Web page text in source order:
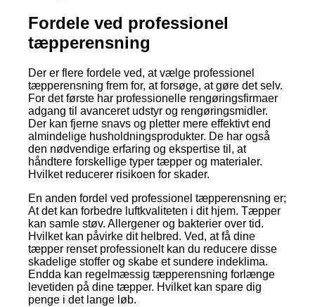
Fordele ved professionel
tæpperensning
Der er flere fordele ved, at vælge professionel
tæpperensning frem for, at forsøge, at gøre det selv.
For det første har professionelle rengøringsfirmaer
adgang til avanceret udstyr og rengøringsmidler.
Der kan fjerne snavs og pletter mere effektivt end
almindelige husholdningsprodukter. De har også
den nødvendige erfaring og ekspertise til, at
håndtere forskellige typer tæpper og materialer.
Hvilket reducerer risikoen for skader.
En anden fordel ved professionel tæpperensning er;
At det kan forbedre luftkvaliteten i dit hjem. Tæpper
kan samle støv. Allergener og bakterier over tid.
Hvilket kan påvirke dit helbred. Ved, at få dine
tæpper renset professionelt kan du reducere disse
skadelige stoffer og skabe et sundere indeklima.
Endda kan regelmæssig tæpperensning forlænge
levetiden på dine tæpper. Hvilket kan spare dig
penge i det lange løb.